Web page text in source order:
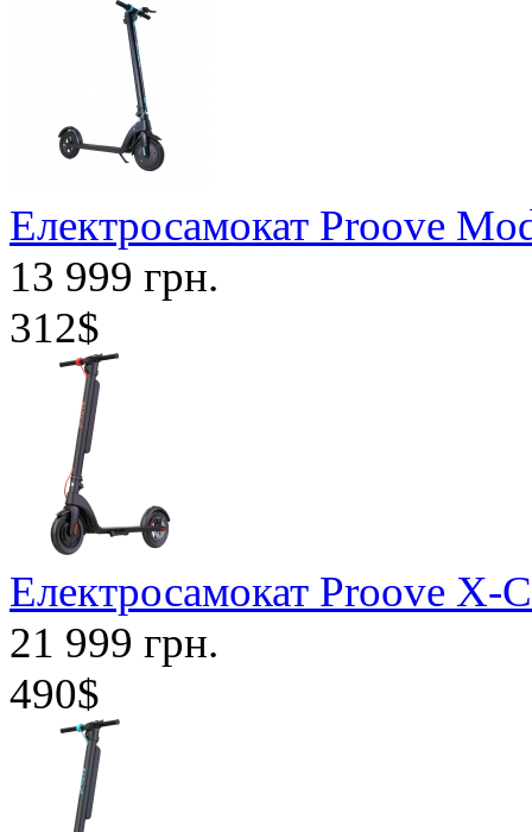
Електросамокат Proove
13 999 грн.
312$
Електросамокат Proove X-
21 999 грн.
490$